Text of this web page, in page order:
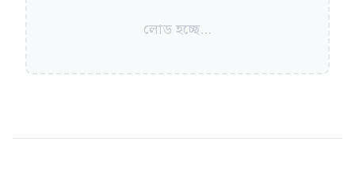
লোড হচ্ছে...